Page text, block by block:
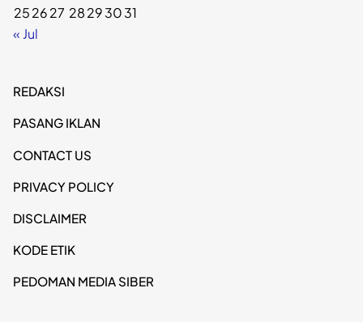
252627 28293031
« Jul
REDAKSI
PASANG IKLAN
CONTACT US
PRIVACY POLICY
DISCLAIMER
KODE ETIK
PEDOMAN MEDIA SIBER